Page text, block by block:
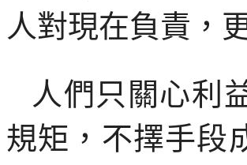
人對現在負責，
人們只關心利
規矩，不擇手段